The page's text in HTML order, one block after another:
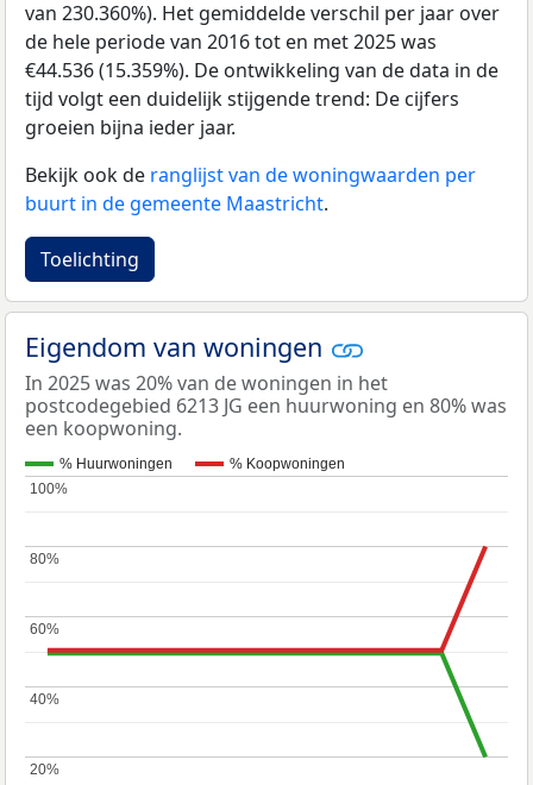
van 230.360%). Het gemiddelde verschil per jaar over
de hele periode van 2016 tot en met 2025 was
€44.536 (15.359%). De ontwikkeling van de data in de
tijd volgt een duidelijk stijgende trend: De cijfers
groeien bijna ieder jaar.
Bekijk ook de ranglijst van de woningwaarden per
buurt in de gemeente Maastricht.
Toelichting
Eigendom van woningen
In 2025 was 20% van de woningen in het
postcodegebied 6213 JG een huurwoning en 80% was
een koopwoning.
% Huurwoningen % Koopwoningen
20%
20%
40%
40%
60%
60%
80%
80%
100%
100%